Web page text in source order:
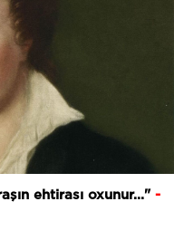
ehtirası oxunur..." -